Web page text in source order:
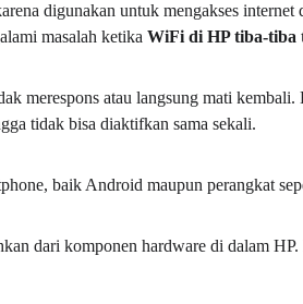
digunakan untuk mengakses internet
masalah ketika WiFi di HP tiba-tiba
merespons atau langsung mati kembali.
tidak bisa diaktifkan sama sekali.
baik Android maupun perangkat
dari komponen hardware di dalam